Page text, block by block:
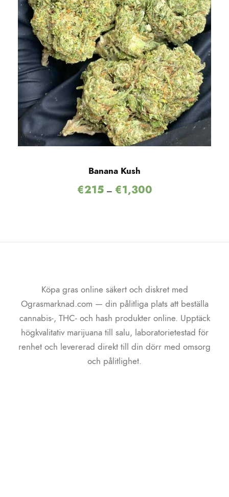
Banana Kush
€215– €1,300
Köpa gras online säkert och diskret med
Ograsmarknad.com — din pålitliga plats att beställa
cannabis-, THC- och hash produkter online. Upptäck
högkvalitativ marijuana till salu, laboratorietestad för
renhet och levererad direkt till din dörr med omsorg
och pålitlighet.